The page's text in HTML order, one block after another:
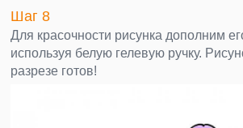
Шаг 8
Для красочности рисунка дополним
используя белую гелевую ручку.
разрезе готов!